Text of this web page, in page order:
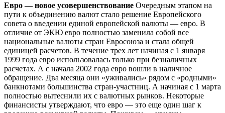
Евро — новое усовершенствование Очередным этапом на
пути к объединению валют стало решение Европейского
совета о введении единой европейской валюты — евро. В
отличие от ЭКЮ евро полностью заменила собой все
национальные валюты стран Евросоюза и стала общей
единицей расчетов. В течение трех лет начиная с 1 января
1999 года евро использовалась только при безналичных
расчетах. А с начала 2002 года евро вошли в наличное
обращение. Два месяца они «уживались» рядом с «родными»
банкнотами большинства стран-участниц. А начиная с 1 марта
полностью вытеснили их с валютных рынков. Некоторые
финансисты утверждают, что евро — это еще один шаг к